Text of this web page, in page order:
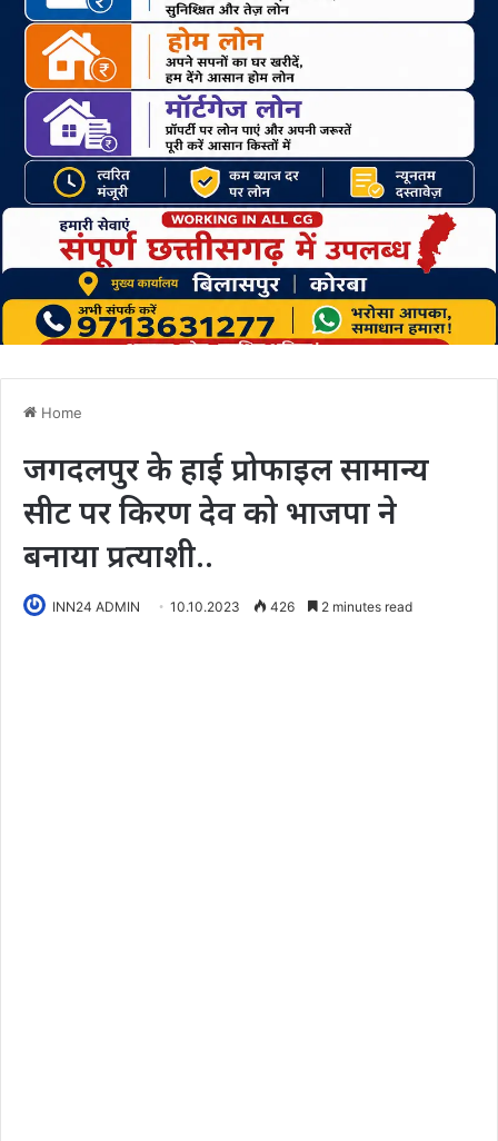
Home
जगदलपुर के हाई प्रोफाइल सामान्य
सीट पर किरण देव को भाजपा ने
बनाया प्रत्याशी..
INN24 ADMIN 10.10.2023 426 2 minutes read